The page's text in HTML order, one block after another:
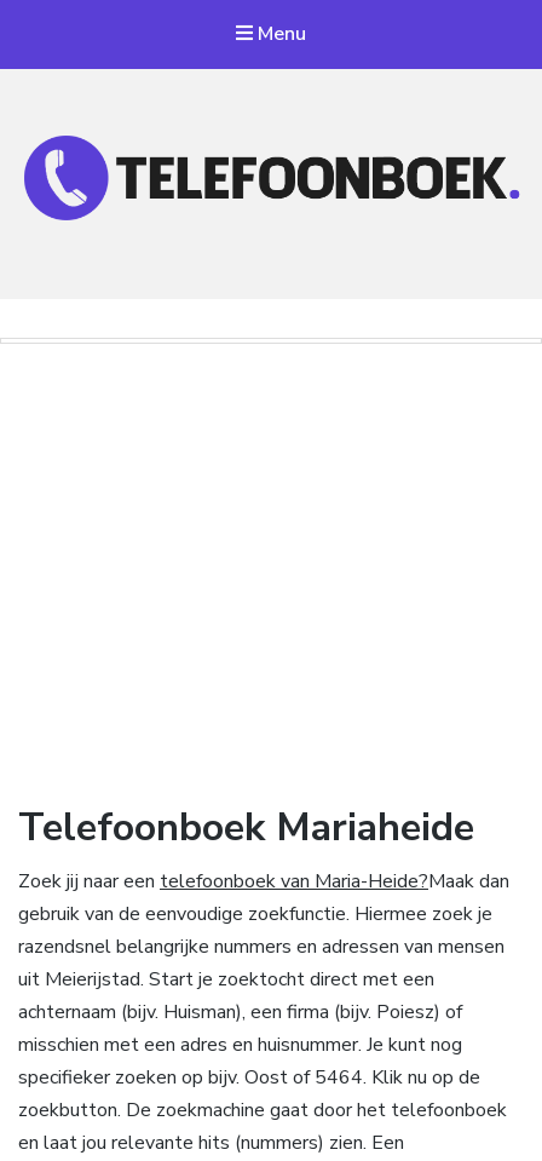
Menu
Telefoonboek Mariaheide
Zoek jij naar een telefoonboek van Maria-Heide?Maak dan
gebruik van de eenvoudige zoekfunctie. Hiermee zoek je
razendsnel belangrijke nummers en adressen van mensen
uit Meierijstad. Start je zoektocht direct met een
achternaam (bijv. Huisman), een firma (bijv. Poiesz) of
misschien met een adres en huisnummer. Je kunt nog
specifieker zoeken op bijv. Oost of 5464. Klik nu op de
zoekbutton. De zoekmachine gaat door het telefoonboek
en laat jou relevante hits (nummers) zien. Een